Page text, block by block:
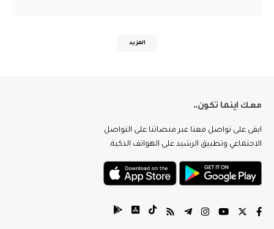
المزيد
معك اينما تكون..
ابقى على تواصل معنا عبر منصاتنا على التواصل
الاجتماعي وتطبيق الرشيد على الهواتف الذكية.